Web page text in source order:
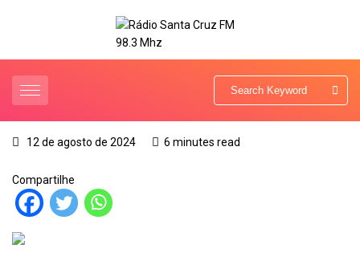
12 de agosto de 2024 6 minutes read
Compartilhe